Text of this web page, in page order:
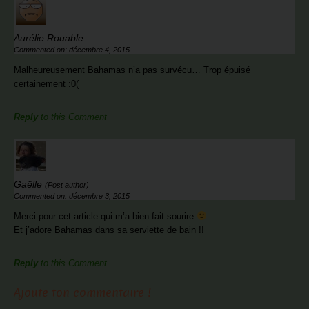
Aurélie Rouable
Commented on: décembre 4, 2015
Malheureusement Bahamas n’a pas survécu… Trop épuisé
certainement :0(
Reply to this Comment
Gaëlle (Post author)
Commented on: décembre 3, 2015
Merci pour cet article qui m’a bien fait sourire
Et j’adore Bahamas dans sa serviette de bain !!
Reply to this Comment